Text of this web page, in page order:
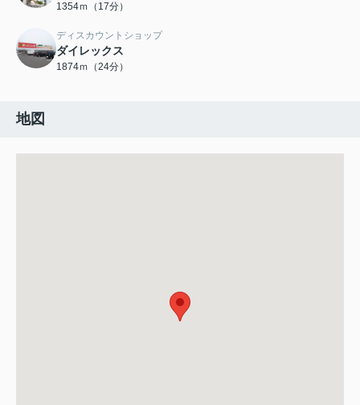
1354ｍ（17分）
ディスカウントショップ
ダイレックス
1874ｍ（24分）
地図